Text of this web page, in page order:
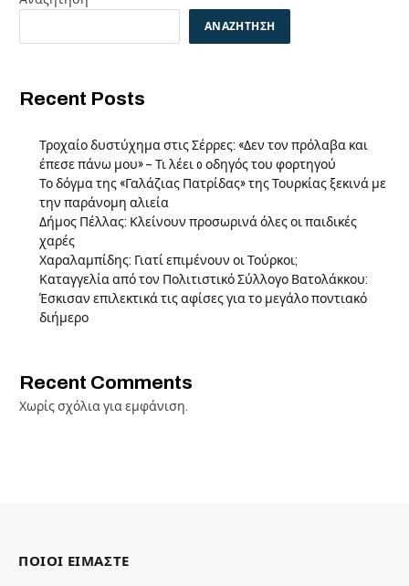
ΑΝΑΖΉΤΗΣΗ
Recent Posts
Τροχαίο δυστύχημα στις Σέρρες: «Δεν τον πρόλαβα και
έπεσε πάνω μου» – Τι λέει o οδηγός του φορτηγού
Το δόγμα της «Γαλάζιας Πατρίδας» της Τουρκίας ξεκινά με
την παράνομη αλιεία
Δήμος Πέλλας: Κλείνουν προσωρινά όλες οι παιδικές
χαρές
Χαραλαμπίδης: Γιατί επιμένουν οι Τούρκοι;
Καταγγελία από τον Πολιτιστικό Σύλλογο Βατολάκκου:
Έσκισαν επιλεκτικά τις αφίσες για το μεγάλο ποντιακό
διήμερο
Recent Comments
Χωρίς σχόλια για εμφάνιση.
ΠΟΙΟΙ ΕΙΜΑΣΤΕ